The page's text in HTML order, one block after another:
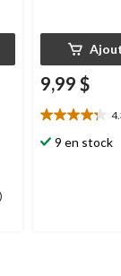
9,99 $
4.3
étoile(s)
9 en stock